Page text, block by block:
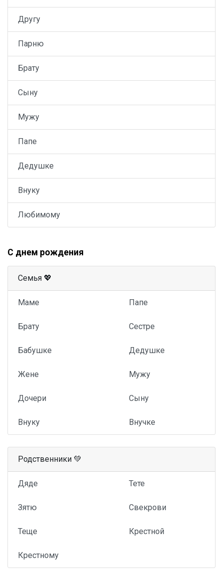
Другу
Парню
Брату
Сыну
Мужу
Папе
Дедушке
Внуку
Любимому
С днем рождения
Семья 💖
Маме Папе
Брату Сестре
Бабушке Дедушке
Жене Мужу
Дочери Сыну
Внуку Внучке
Родственники 💚
Дяде Тете
Зятю Свекрови
Теще Крестной
Крестному